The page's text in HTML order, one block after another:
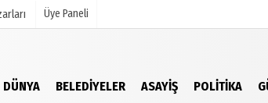
Üye Paneli
DÜNYA BELEDIYELER ASAYIŞ POLITIKA
Köşe